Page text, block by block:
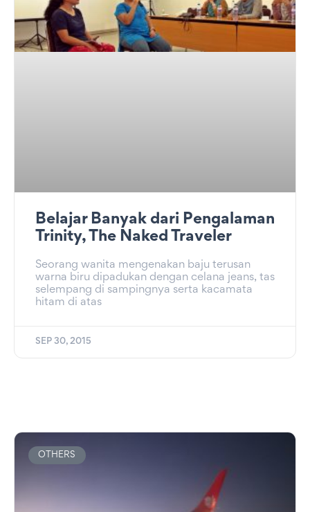
Belajar Banyak dari Pengalaman
Trinity, The Naked Traveler
Seorang wanita mengenakan baju terusan
warna biru dipadukan dengan celana jeans, tas
selempang di sampingnya serta kacamata
hitam di atas
SEP 30, 2015
OTHERS